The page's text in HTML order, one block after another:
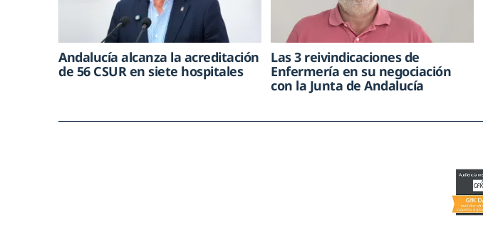
Andalucía alcanza la acreditación
de 56 CSUR en siete hospitales
Las 3 reivindicaciones de
Enfermería en su negociación
con la Junta de Andalucía